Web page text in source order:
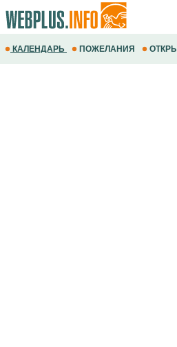
КАЛЕНДАРЬ ПОЖЕЛАНИЯ